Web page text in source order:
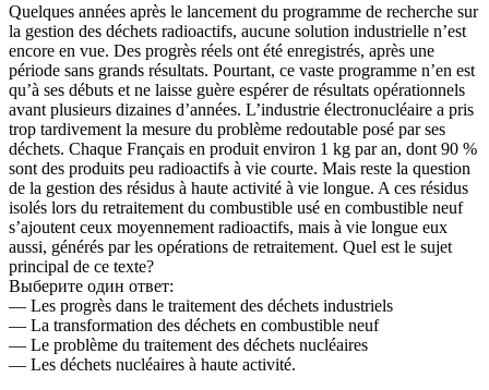
Quelques années après le lancement du programme de recherche sur
la gestion des déchets radioactifs, aucune solution industrielle n’est
encore en vue. Des progrès réels ont été enregistrés, après une
période sans grands résultats. Pourtant, ce vaste programme n’en est
qu’à ses débuts et ne laisse guère espérer de résultats opérationnels
avant plusieurs dizaines d’années. L’industrie électronucléaire a pris
trop tardivement la mesure du problème redoutable posé par ses
déchets. Chaque Français en produit environ 1 kg par an, dont 90 %
sont des produits peu radioactifs à vie courte. Mais reste la question
de la gestion des résidus à haute activité à vie longue. A ces résidus
isolés lors du retraitement du combustible usé en combustible neuf
s’ajoutent ceux moyennement radioactifs, mais à vie longue eux
aussi, générés par les opérations de retraitement. Quel est le sujet
principal de ce texte?
Выберите один ответ:
— Les progrès dans le traitement des déchets industriels
— La transformation des déchets en combustible neuf
— Le problème du traitement des déchets nucléaires
— Les déchets nucléaires à haute activité.